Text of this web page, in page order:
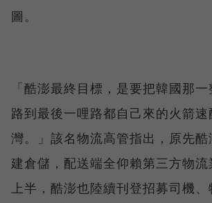
圖。
「酷澎最終目標，是要把韓國那
路到最後一哩路都自己來的火箭速
灣。」該名物流高管指出，原先酷
建倉儲，配送端全仰賴第三方物
上半，酷澎也陸續刊登招募司機